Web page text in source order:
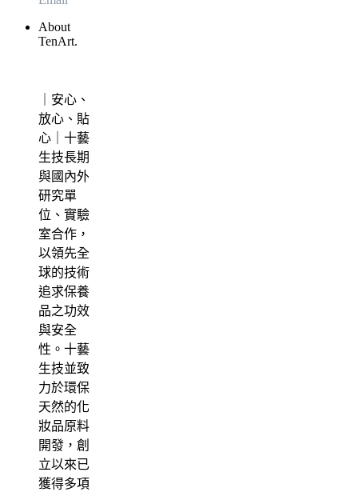
About
TenArt.
｜安心、
放心、貼
心｜十藝
生技長期
與國內外
研究單
位、實驗
室合作，
以領先全
球的技術
追求保養
品之功效
與安全
性。十藝
生技並致
力於環保
天然的化
妝品原料
開發，創
立以來已
獲得多項